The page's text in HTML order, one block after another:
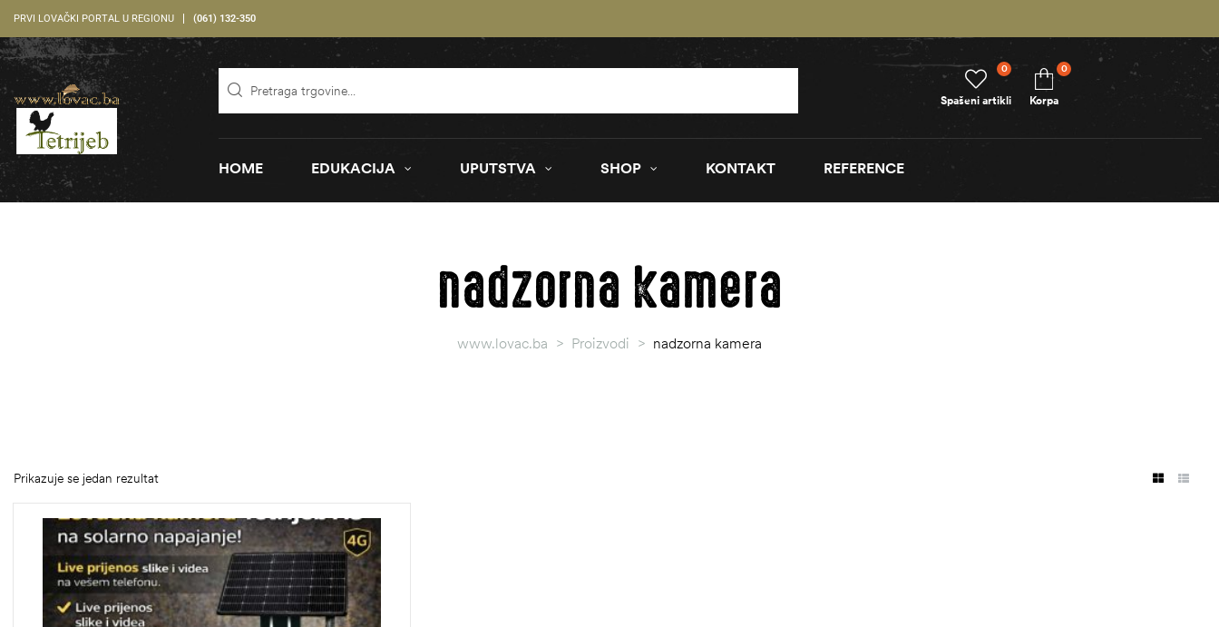
PRVI LOVAČKI PORTAL U REGIONU (061) 132-350
Spašeni artikli
0
Korpa
0
HOME EDUKACIJA UPUTSTVA SHOP KONTAKT REFERENCE
nadzorna kamera
www.lovac.ba > Proizvodi > nadzorna kamera
Prikazuje se jedan rezultat